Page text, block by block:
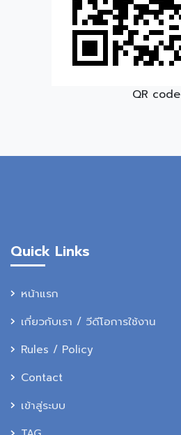
QR code
Quick Links
หน้าแรก
เกี่ยวกับเรา / วีดีโอการใช้งาน
Rules / Policy
Contact
เข้าสู่ระบบ